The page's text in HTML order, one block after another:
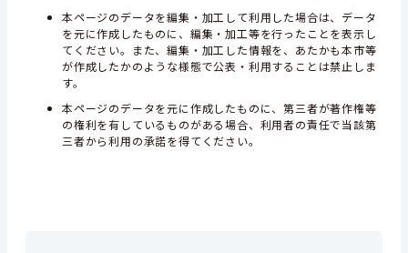
本ページのデータを編集・加工して利用した場合は、データ
を元に作成したものに、編集・加工等を行ったことを表示し
てください。また、編集・加工した情報を、あたかも本市等
が作成したかのような様態で公表・利用することは禁止しま
す。
本ページのデータを元に作成したものに、第三者が著作権等
の権利を有しているものがある場合、利用者の責任で当該第
三者から利用の承諾を得てください。